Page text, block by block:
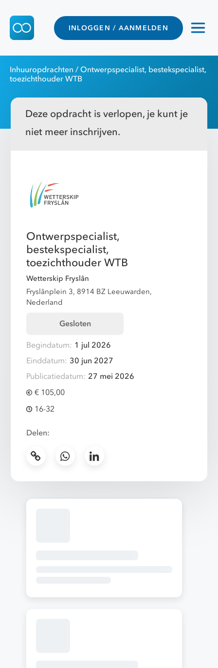
INLOGGEN / AANMELDEN
Inhuuropdrachten / Ontwerpspecialist, bestekspecialist,
toezichthouder WTB
Deze opdracht is verlopen, je kunt je
niet meer inschrijven.
Ontwerpspecialist,
bestekspecialist,
toezichthouder WTB
Wetterskip Fryslân
Fryslânplein 3, 8914 BZ Leeuwarden,
Nederland
Gesloten
Begindatum: 1 jul 2026
Einddatum: 30 jun 2027
Publicatiedatum: 27 mei 2026
€ 105,00
16-32
Delen: